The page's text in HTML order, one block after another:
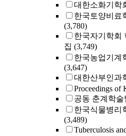
대한소화기학
한국토양비료
(3,780)
한국자기학회
집 (3,749)
한국농업기계
(3,647)
대한산부인과
Proceedings of
공동 춘계학술
한국식물병리
(3,489)
Tuberculosis